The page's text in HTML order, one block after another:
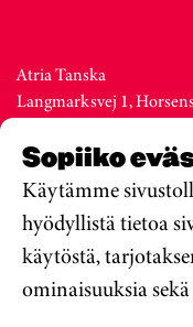
Sopiiko
Käytämme
hyödyllistä tietoa
käytöstä,
ominaisuuksia
Atria Tanska
Langmarksvej 1,
Denmark
Vaihde +45 76 28 25 00
Atria Viro
Metsa str. 19, Valga